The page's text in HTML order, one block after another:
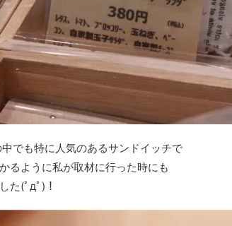
でも特に人気のあるサンドイッチで
るように私が取材に行った時にも
た(ﾟдﾟ)！